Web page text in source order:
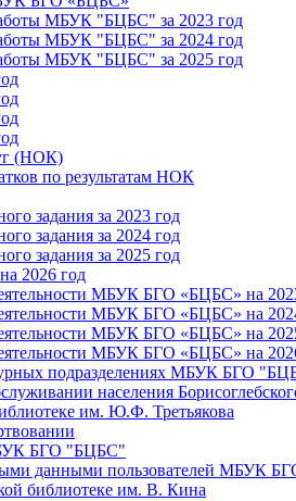
МБУК "БЦБС" за 2023 год
МБУК "БЦБС" за 2024 год
МБУК "БЦБС" за 2025 год
(НОК)
по результатам НОК
задания за 2023 год
задания за 2024 год
задания за 2025 год
2026 год
МБУК БГО «БЦБС» на
МБУК БГО «БЦБС» на
МБУК БГО «БЦБС» на
МБУК БГО «БЦБС» на
подразделениях МБУК БГО
населения
им. Ю.Ф. Третьякова
БГО "БЦБС"
данными пользователей МБУК
библиотеке им. В. Кина